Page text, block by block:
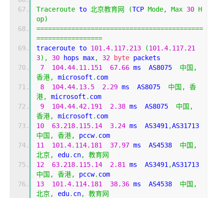
Traceroute to 北京教育网 (TCP Mode, Max 30 H
op)
===========================================
=================
traceroute to 101.4. 117.213 (101.4. 117.21
3), 30 hops max, 32 byte packets
7
104.44. 11.151 67.66 ms  AS8075 中国,
香港,
microsoft . com
8
104.44. 13.5 2.29 ms  AS8075 中国,
香
港,
microsoft . com
9
104.44.42.191 2.38 ms  AS8075 中国,
香港,
microsoft . com
10
63.218. 115.14 3.24 ms  AS3491 ,
中国,
香港, pccw. com
11
101.4. 114.181 37.97 ms  AS4538 中国,
北京,
edu. cn,
教育网
12
63.218. 115.14 2.81 ms  AS3491 ,
中国,
香港, pccw. com
13
101.4. 114.181 38.36 ms  AS4538 中国,
北京,
edu. cn,
教育网